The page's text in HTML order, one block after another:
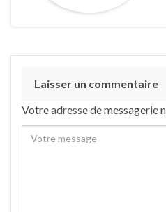
Laisser un commentaire
Votre adresse de messagerie